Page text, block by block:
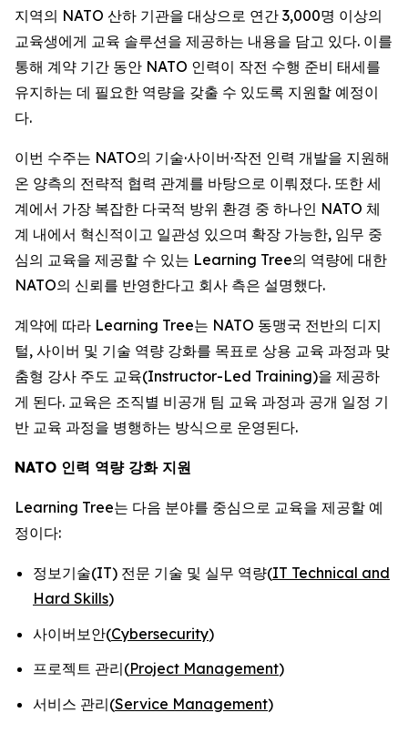
지역의 NATO 산하 기관을 대상으로 연간 3,000명 이상의
교육생에게 교육 솔루션을 제공하는 내용을 담고 있다. 이를
통해 계약 기간 동안 NATO 인력이 작전 수행 준비 태세를
유지하는 데 필요한 역량을 갖출 수 있도록 지원할 예정이
다.
이번 수주는 NATO의 기술·사이버·작전 인력 개발을 지원해
온 양측의 전략적 협력 관계를 바탕으로 이뤄졌다. 또한 세
계에서 가장 복잡한 다국적 방위 환경 중 하나인 NATO 체
계 내에서 혁신적이고 일관성 있으며 확장 가능한, 임무 중
심의 교육을 제공할 수 있는 Learning Tree의 역량에 대한
NATO의 신뢰를 반영한다고 회사 측은 설명했다.
계약에 따라 Learning Tree는 NATO 동맹국 전반의 디지
털, 사이버 및 기술 역량 강화를 목표로 상용 교육 과정과 맞
춤형 강사 주도 교육(Instructor-Led Training)을 제공하
게 된다. 교육은 조직별 비공개 팀 교육 과정과 공개 일정 기
반 교육 과정을 병행하는 방식으로 운영된다.
NATO 인력 역량 강화 지원
Learning Tree는 다음 분야를 중심으로 교육을 제공할 예
정이다:
정보기술(IT) 전문 기술 및 실무 역량(IT Technical and
Hard Skills)
사이버보안(Cybersecurity)
프로젝트 관리(Project Management)
서비스 관리(Service Management)